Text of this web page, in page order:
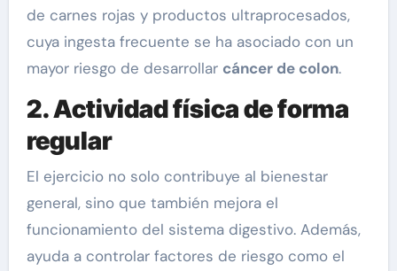
de carnes rojas y productos ultraprocesados,
cuya ingesta frecuente se ha asociado con un
mayor riesgo de desarrollar cáncer de colon.
2. Actividad física de forma
regular
El ejercicio no solo contribuye al bienestar
general, sino que también mejora el
funcionamiento del sistema digestivo. Además,
ayuda a controlar factores de riesgo como el